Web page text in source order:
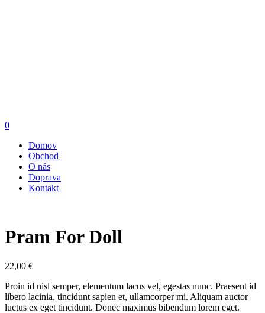
0
Domov
Obchod
O nás
Doprava
Kontakt
Pram For Doll
22,00 €
Proin id nisl semper, elementum lacus vel, egestas nunc. Praesent id
libero lacinia, tincidunt sapien et, ullamcorper mi. Aliquam auctor
luctus ex eget tincidunt. Donec maximus bibendum lorem eget.